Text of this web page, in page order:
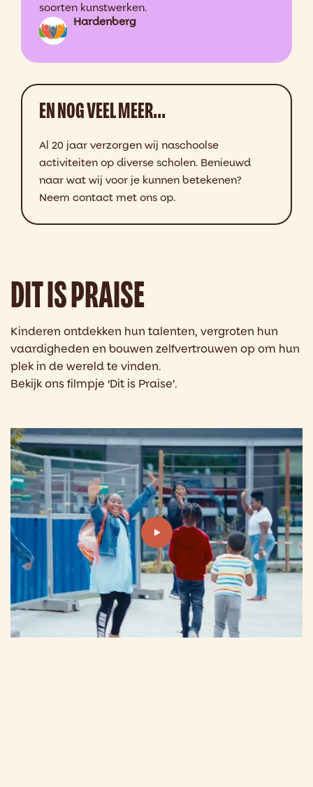
soorten kunstwerken.
Hardenberg
EN NOG VEEL MEER...
Al 20 jaar verzorgen wij naschoolse
activiteiten op diverse scholen. Benieuwd
naar wat wij voor je kunnen betekenen?
Neem contact met ons op.
DIT IS PRAISE
Kinderen ontdekken hun talenten, vergroten hun
vaardigheden en bouwen zelfvertrouwen op om hun
plek in de wereld te vinden.
Bekijk ons filmpje ‘Dit is Praise’.